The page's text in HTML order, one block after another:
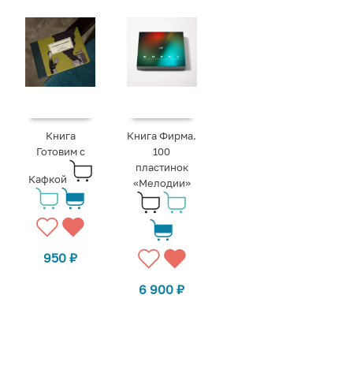
Книга
Готовим с
Кафкой
950₽
Книга Фирма.
100
пластинок
«Мелодии»
6 900₽